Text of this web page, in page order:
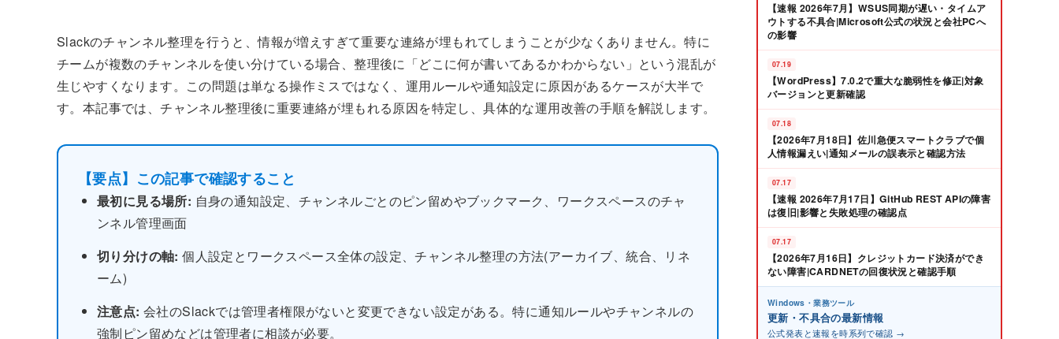
Slackのチャンネル整理を行うと、情報が増えすぎて重要な連絡が埋もれてしまうことが少なくありません。特に
チームが複数のチャンネルを使い分けている場合、整理後に「どこに何が書いてあるかわからない」という混乱が
生じやすくなります。この問題は単なる操作ミスではなく、運用ルールや通知設定に原因があるケースが大半で
す。本記事では、チャンネル整理後に重要連絡が埋もれる原因を特定し、具体的な運用改善の手順を解説します。
【要点】この記事で確認すること
最初に見る場所: 自身の通知設定、チャンネルごとのピン留めやブックマーク、ワークスペースのチャ
ンネル管理画面
切り分けの軸: 個人設定とワークスペース全体の設定、チャンネル整理の方法(アーカイブ、統合、リネ
ーム)
注意点: 会社のSlackでは管理者権限がないと変更できない設定がある。特に通知ルールやチャンネルの
強制ピン留めなどは管理者に相談が必要。
【速報 2026年7月】WSUS同期が遅い・タイムア
ウトする不具合|Microsoft公式の状況と会社PCへ
の影響
07.19
【WordPress】7.0.2で重大な脆弱性を修正|対象
バージョンと更新確認
07.18
【2026年7月18日】佐川急便スマートクラブで個
人情報漏えい|通知メールの誤表示と確認方法
07.17
【速報 2026年7月17日】GitHub REST APIの障害
は復旧|影響と失敗処理の確認点
07.17
【2026年7月16日】クレジットカード決済ができ
ない障害|CARDNETの回復状況と確認手順
Windows・業務ツール
更新・不具合の最新情報
公式発表と速報を時系列で確認 →